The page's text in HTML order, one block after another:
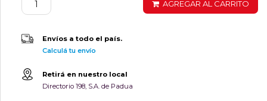
AGREGAR AL CARRITO
Envíos a todo el país.
Calculá tu envío
Retirá en nuestro local
Directorio 198, S.A. de Padua